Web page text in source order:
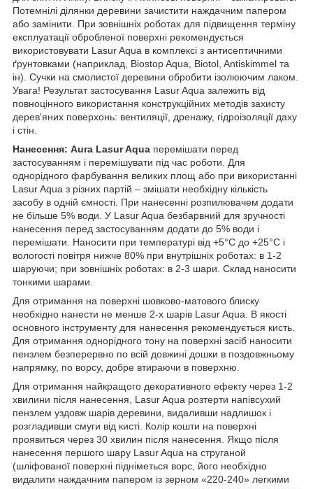
Потемнілі ділянки деревини зачистити наждачним папером
або замінити. При зовнішніх роботах для підвищення терміну
експлуатації обробленої поверхні рекомендується
використовувати Lasur Aqua в комплексі з антисептичними
ґрунтовками (наприклад, Biostop Aqua, Biotol, Antiskimmel та
ін). Сучки на смолистої деревини обробити ізолюючим лаком.
Увага! Результат застосування Lasur Aqua залежить від
повноцінного використання конструкційних методів захисту
дерев'яних поверхонь: вентиляції, дренажу, гідроізоляції даху
і стін.
Нанесення: Aura Lasur Aqua перемішати перед
застосуванням і перемішувати під час роботи. Для
однорідного фарбування великих площ або при використанні
Lasur Aqua з різних партій – змішати необхідну кількість
засобу в одній ємності. При нанесенні розпилювачем додати
не більше 5% води. У Lasur Aqua безбарвний для зручності
нанесення перед застосуванням додати до 5% води і
перемішати. Наносити при температурі від +5°С до +25°С і
вологості повітря нижче 80% при внутрішніх роботах: в 1-2
шаруючи; при зовнішніх роботах: в 2-3 шари. Склад наносити
тонкими шарами.
Для отримання на поверхні шовково-матового блиску
необхідно нанести не менше 2-х шарів Lasur Aqua. В якості
основного інструменту для нанесення рекомендується кисть.
Для отримання однорідного тону на поверхні засіб наносити
пензлем безперервно по всій довжині дошки в поздовжньому
напрямку, по ворсу, добре втираючи в поверхню.
Для отримання найкращого декоративного ефекту через 1-2
хвилини після нанесення, Lasur Aqua розтерти напівсухий
пензлем уздовж шарів деревини, видаливши надлишок і
розгладивши смуги від кисті. Колір кошти на поверхні
проявиться через 30 хвилин після нанесення. Якщо після
нанесення першого шару Lasur Aqua на струганой
(шліфованої поверхні підніметься ворс, його необхідно
видалити наждачним папером із зерном «220-240» легкими